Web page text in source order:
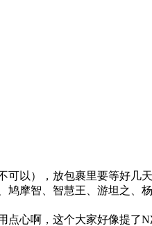
以），放包裹里要等好几
鸠摩智、智慧王、游坦之、
心啊，这个大家好像提了N